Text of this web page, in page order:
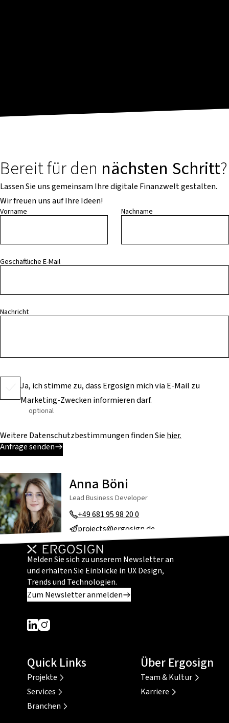
Bereit für den nächsten Schritt?
Lassen Sie uns gemeinsam Ihre digitale Finanzwelt gestalten.
Wir freuen uns auf Ihre Ideen!
Vorname Nachname
Geschäftliche E-Mail
Nachricht
Ja, ich stimme zu, dass Ergosign mich via E-Mail zu
Marketing-Zwecken informieren darf.
optional
Weitere Datenschutzbestimmungen finden Sie hier.
Anfrage senden
Anna Böni
Lead Business Developer
+49 681 95 98 20 0
projects@ergosign.de
Melden Sie sich zu unserem Newsletter an
und erhalten Sie Einblicke in UX Design,
Trends und Technologien.
Zum Newsletter anmelden
Dieser Link führt zu einer externen Seite
Dieser Link führt zu einer externen Seite
Quick Links
Projekte
Services
Branchen
Über Ergosign
Team & Kultur
Karriere